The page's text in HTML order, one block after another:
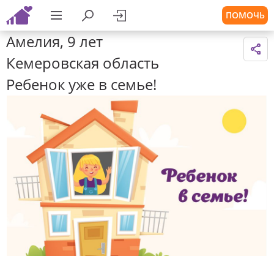
ПОМОЧЬ
Амелия, 9 лет
Кемеровская область
Ребенок уже в семье!